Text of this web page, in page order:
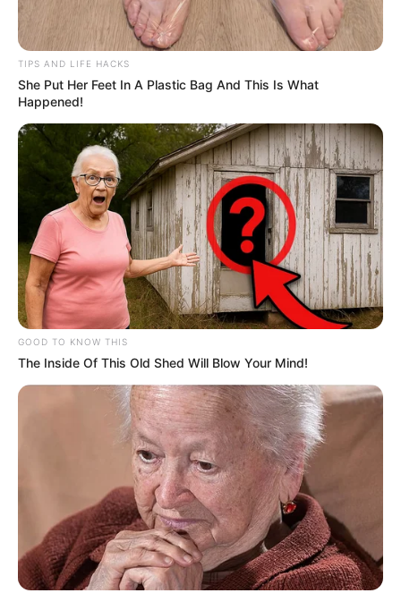
TIPS AND LIFE HACKS
She Put Her Feet In A Plastic Bag And This Is What
Happened!
GOOD TO KNOW THIS
The Inside Of This Old Shed Will Blow Your Mind!